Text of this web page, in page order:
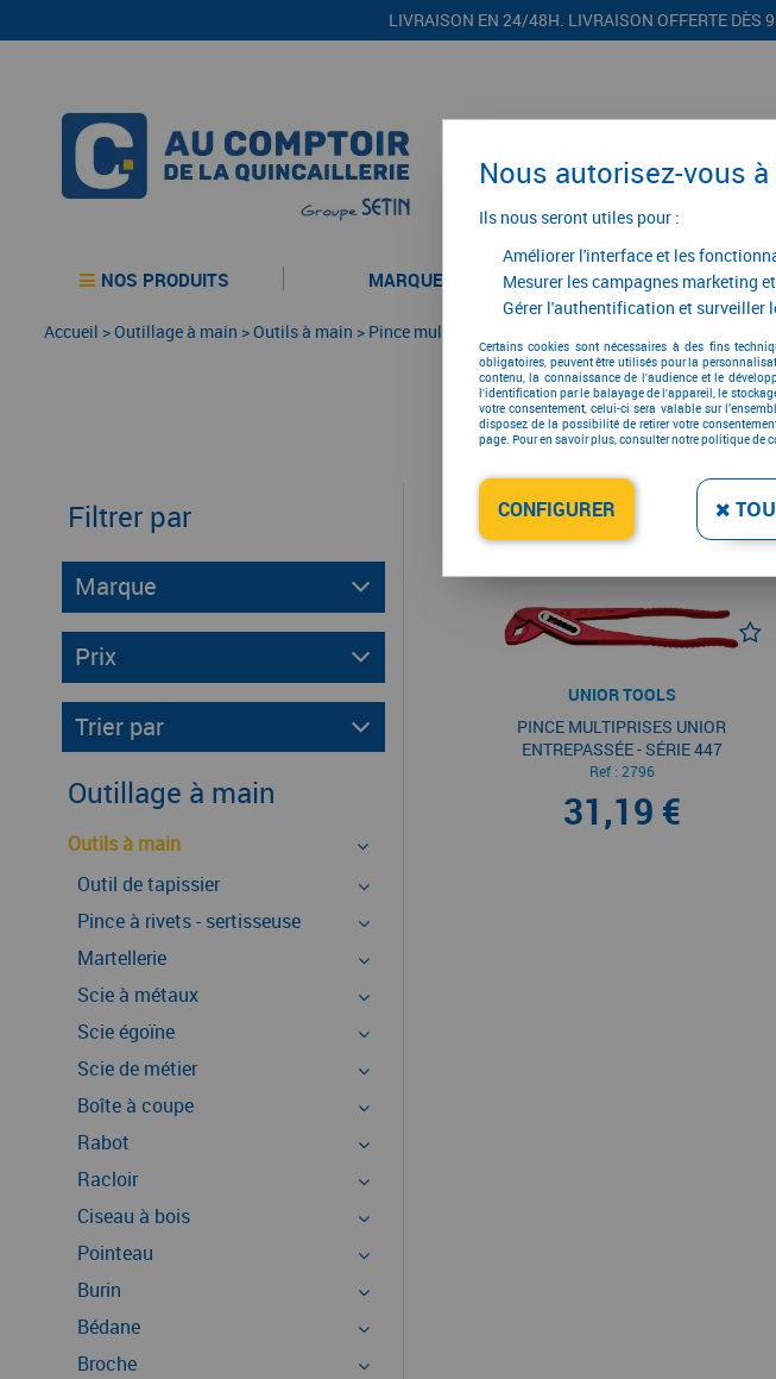
LIVRAISON EN 24/48H. LIVRAISON OFFERTE DÈS
NOS PRODUITS MARQUES CONFIGURATEURS
Accueil >Outillage à main >Outils à main > Pince multiprises
Pince
Filtrer par
Marque
Prix
Trier par
Outillage à main
Outils à main
Outil de tapissier
Pince à rivets - sertisseuse
Martellerie
Scie à métaux
Scie égoïne
Scie de métier
Boîte à coupe
Rabot
Racloir
Ciseau à bois
Pointeau
Burin
Bédane
Broche
UNIOR TOOLS
PINCE MULTIPRISES UNIOR
ENTREPASSÉE - SÉRIE 447
Ref : 2796
31,19 €
Nous autorisez-vous
Ils nous seront utiles pour :
Améliorer l'interface et les
Mesurer les campagnes marketing
Gérer l'authentification et surveiller
Certains cookies sont nécessaires à des fins
obligatoires, peuvent être utilisés pour la
contenu, la connaissance de l'audience et le
l'identification par le balayage de l'appareil, le
votre consentement, celui-ci sera valable sur
disposez de la possibilité de retirer votre
page. Pour en savoir plus, consulter notre politique de
CONFIGURER